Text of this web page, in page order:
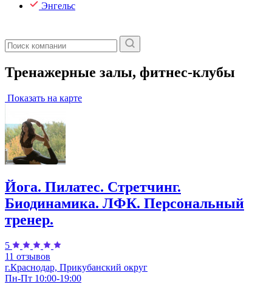
Энгельс
Тренажерные залы, фитнес-клубы
Показать на карте
Йога. Пилатес. Стретчинг.
Биодинамика. ЛФК. Персональный
тренер.
5
11 отзывов
г.Краснодар, Прикубанский округ
Пн-Пт 10:00-19:00